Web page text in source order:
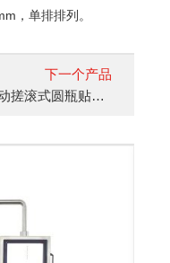
，单排排列。
下一个产品
全自动搓滚式圆瓶贴标机 J321